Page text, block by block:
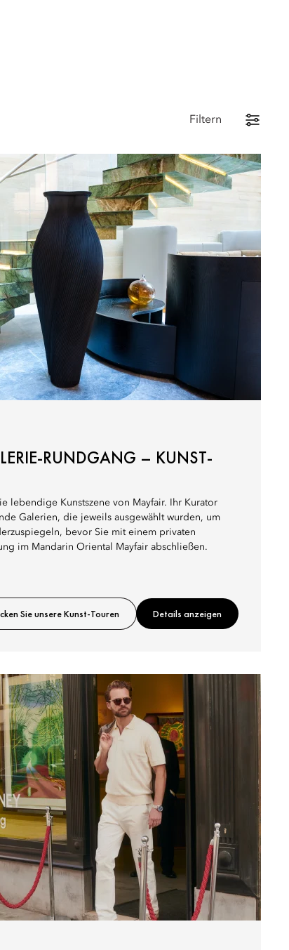
Filtern
RUNDGANG – KUNST-
lebendige Kunstszene von Mayfair. Ihr Kurator
Galerien, die jeweils ausgewählt wurden, um
bevor Sie mit einem privaten
im Mandarin Oriental Mayfair abschließen.
Sie unsere Kunst-Touren Details anzeigen